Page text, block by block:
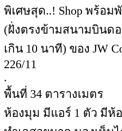
พิเศษสุด..! Shop พร้อม
(ฝั่งตรงข้ามสนามบินดอ
เกิน 10 นาที) ของ JW
226/11
.
พื้นที่ 34 ตารางเมตร
ห้องมุม มีแอร์ 1 ตัว มีห้